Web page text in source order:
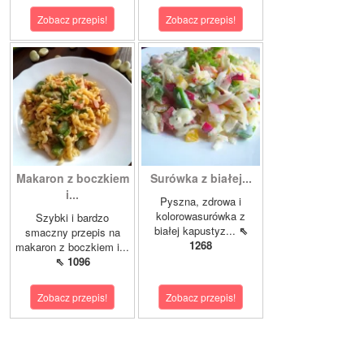
Zobacz przepis! Zobacz przepis!
Makaron z boczkiem
i...
Szybki i bardzo
smaczny przepis na
makaron z boczkiem i...
⇖ 1096
Zobacz przepis!
Surówka z białej...
Pyszna, zdrowa i
kolorowasurówka z
białej kapustyz... ⇖
1268
Zobacz przepis!